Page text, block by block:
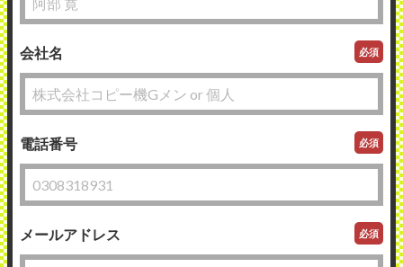
会社名 必須
電話番号 必須
メールアドレス 必須